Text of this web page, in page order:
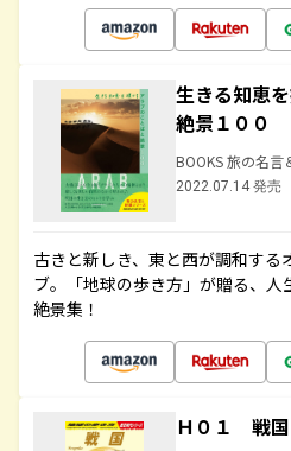
生きる知恵
絶景１００
BOOKS 旅の名言
2022.07.14 発売
古きと新しき、東と西が調和する
ブ。「地球の歩き方」が贈る、
絶景集！
Ｈ０１ 戦国